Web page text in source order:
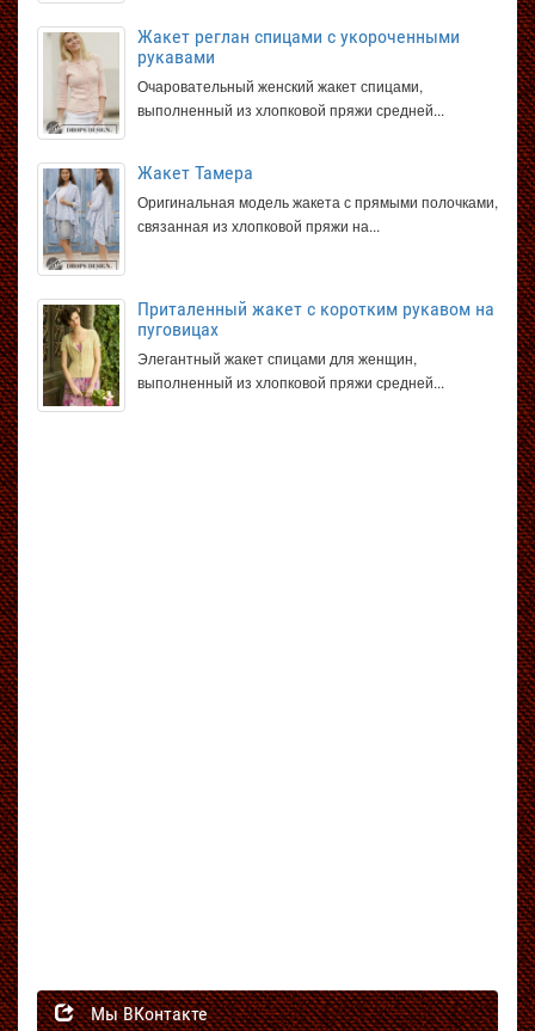
Жакет реглан спицами с укороченными
рукавами
Очаровательный женский жакет спицами,
выполненный из хлопковой пряжи средней...
Жакет Тамера
Оригинальная модель жакета с прямыми полочками,
связанная из хлопковой пряжи на...
Приталенный жакет с коротким рукавом на
пуговицах
Элегантный жакет спицами для женщин,
выполненный из хлопковой пряжи средней...
Мы ВКонтакте